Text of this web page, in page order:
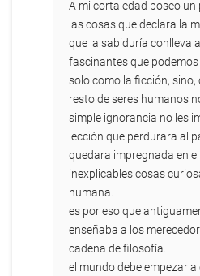
A mi corta edad poseo
las cosas que declara la
que la sabiduría conlleva
fascinantes que
solo como la ficción, sino,
resto de seres humanos
simple ignorancia no les
lección que perdurara al
quedara impregnada en
inexplicables cosas
humana.
es por eso que
enseñaba a los
cadena de filosofía.
el mundo debe empezar